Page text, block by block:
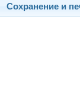
Сохранение и